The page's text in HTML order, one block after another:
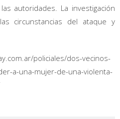
autoridades. La investigación
circunstancias del ataque y
policiales/dos-vecinos-
a-una-mujer-de-una-violenta-